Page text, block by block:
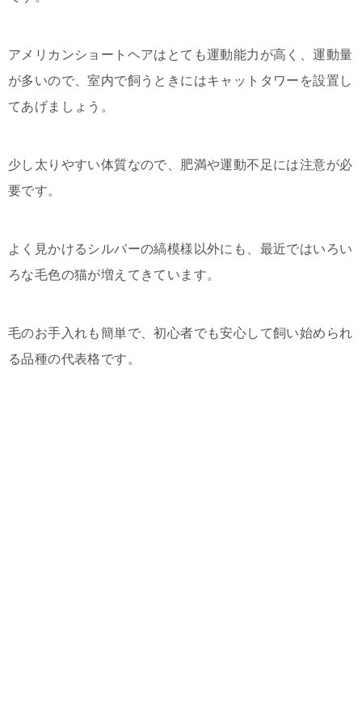
アメリカンショートヘアはとても運動能力が高く、運動量
が多いので、室内で飼うときにはキャットタワーを設置し
てあげましょう。
少し太りやすい体質なので、肥満や運動不足には注意が必
要です。
よく見かけるシルバーの縞模様以外にも、最近ではいろい
ろな毛色の猫が増えてきています。
毛のお手入れも簡単で、初心者でも安心して飼い始められ
る品種の代表格です。